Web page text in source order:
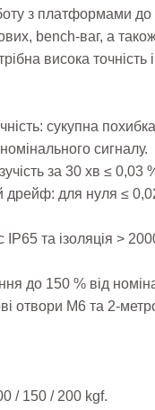
з платформами
bench-ваг, а
висока точність
сукупна
сигналу.
за 30 хв ≤
дрейф: для нуля ≤
IP65 та ізоляція >
до 150 % від
отвори М6 та 2-
/ 150 / 200 kgf.